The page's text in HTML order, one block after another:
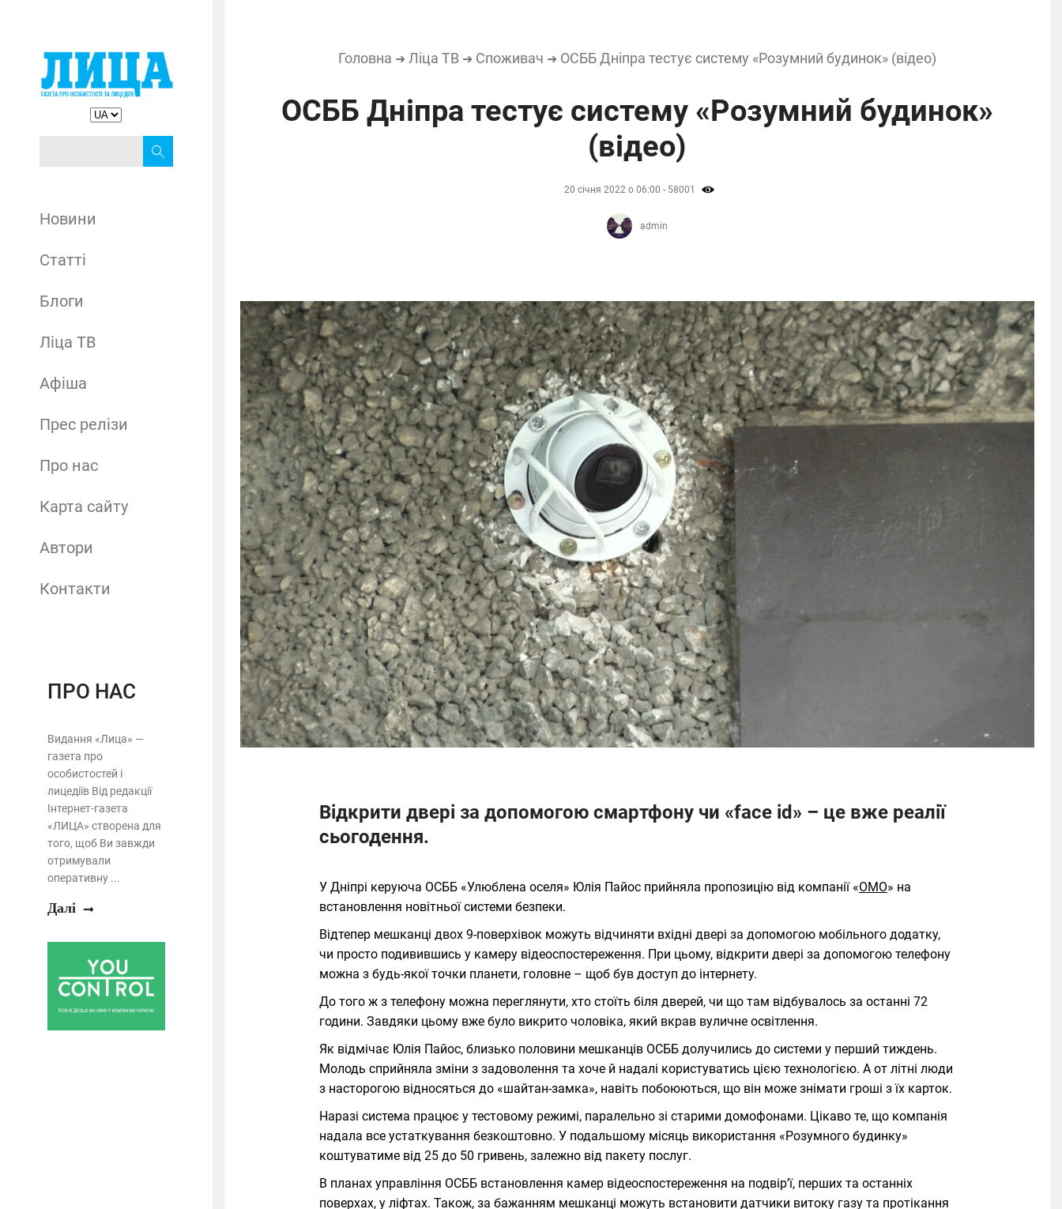
Новини
Статті
Блоги
Ліца ТВ
Афіша
Прес релізи
Про нас
Карта сайту
Автори
Контакти
ПРО НАС
Видання «Лица» —
газета про
особистостей і
лицедіїв Від редакції
Інтернет-газета
«ЛИЦА» створена для
того, щоб Ви завжди
отримували
оперативну ...
Далі
Головна ➜ Ліца ТВ➜ Споживач ➜ ОСББ Дніпра тестує систему «Розумний будинок» (відео)
ОСББ Дніпра тестує систему «Розумний будинок»
(відео)
20 січня 2022 о 06:00 - 58001
admin
Відкрити двері за допомогою смартфону чи «face id» – це вже реалії
сьогодення.
У Дніпрі керуюча ОСББ «Улюблена оселя» Юлія Пайос прийняла пропозицію від компанії «ОМО» на
встановлення новітньої системи безпеки.
Відтепер мешканці двох 9-поверхівок можуть відчиняти вхідні двері за допомогою мобільного додатку,
чи просто подивившись у камеру відеоспостереження. При цьому, відкрити двері за допомогою телефону
можна з будь-якої точки планети, головне – щоб був доступ до інтернету.
До того ж з телефону можна переглянути, хто стоїть біля дверей, чи що там відбувалось за останні 72
години. Завдяки цьому вже було викрито чоловіка, який вкрав вуличне освітлення.
Як відмічає Юлія Пайос, близько половини мешканців ОСББ долучились до системи у перший тиждень.
Молодь сприйняла зміни з задоволення та хоче й надалі користуватись цією технологією. А от літні люди
з насторогою відносяться до «шайтан-замка», навіть побоюються, що він може знімати гроші з їх карток.
Наразі система працює у тестовому режимі, паралельно зі старими домофонами. Цікаво те, що компанія
надала все устаткування безкоштовно. У подальшому місяць використання «Розумного будинку»
коштуватиме від 25 до 50 гривень, залежно від пакету послуг.
В планах управління ОСББ встановлення камер відеоспостереження на подвір’ї, перших та останніх
поверхах, у ліфтах. Також, за бажанням мешканці можуть встановити датчики витоку газу та протікання